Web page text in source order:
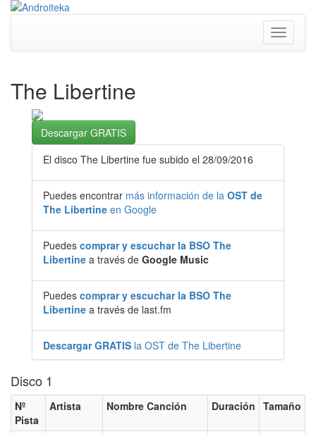
Toggle
The Libertine
Descargar GRATIS
El disco The Libertine fue subido el 28/09/2016
Puedes encontrar más información de la OST de
The Libertine en Google
Puedes comprar y escuchar la BSO The
Libertine a través de Google Music
Puedes comprar y escuchar la BSO The
Libertine a través de last.fm
Descargar GRATIS la OST de The Libertine
Disco 1
Nº
Pista
Artista Nombre Canción Duración Tamaño